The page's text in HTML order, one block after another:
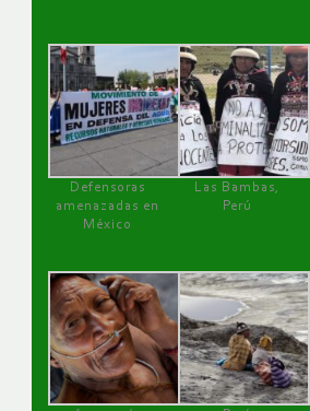
Defensoras
amenazadas en
México
Las Bambas,
Perú